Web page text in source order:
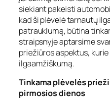
siekiant pakeisti
kad ši plėvelė tarnautų
patrauklumą, būtina
straipsnyje aptarsime
priežiūros aspektus,
ilgaamžiškumą.
Tinkama plėvelės
pirmosios dienos